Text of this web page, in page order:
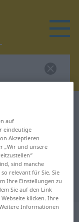
auf
eindeutige
Akzeptieren
„Wir und unsere
sind manche
relevant für Sie. Sie
Ihre Einstellungen zu
Sie auf den Link
klicken. Ihre
Informationen